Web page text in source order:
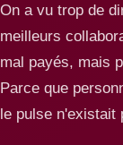
On a vu trop de
meilleurs
mal payés, mais
Parce que
le pulse n'existait